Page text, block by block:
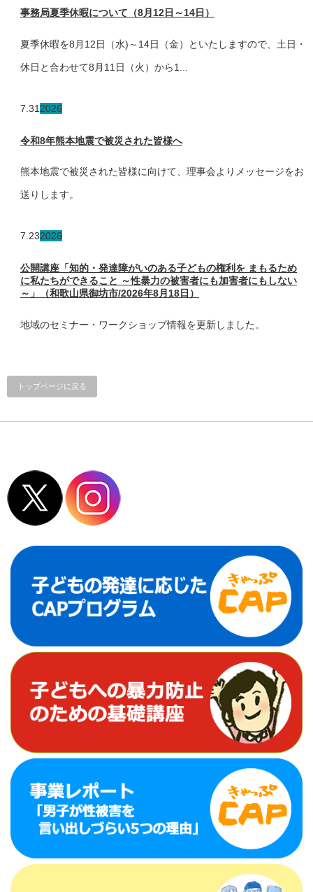
事務局夏季休暇について（8月12日～14日）
夏季休暇を8月12日（水)～14日（金）といたしますので、土日・
休日と合わせて8月11日（火）から1...
7.31 2026
令和8年熊本地震で被災された皆様へ
熊本地震で被災された皆様に向けて、理事会よりメッセージをお
送りします。
7.232026
公開講座「知的・発達障がいのある子どもの権利を まもるため
に私たちができること ～性暴力の被害者にも加害者にもしない
～」（和歌山県御坊市/2026年8月18日）
地域のセミナー・ワークショップ情報を更新しました。
トップページに戻る